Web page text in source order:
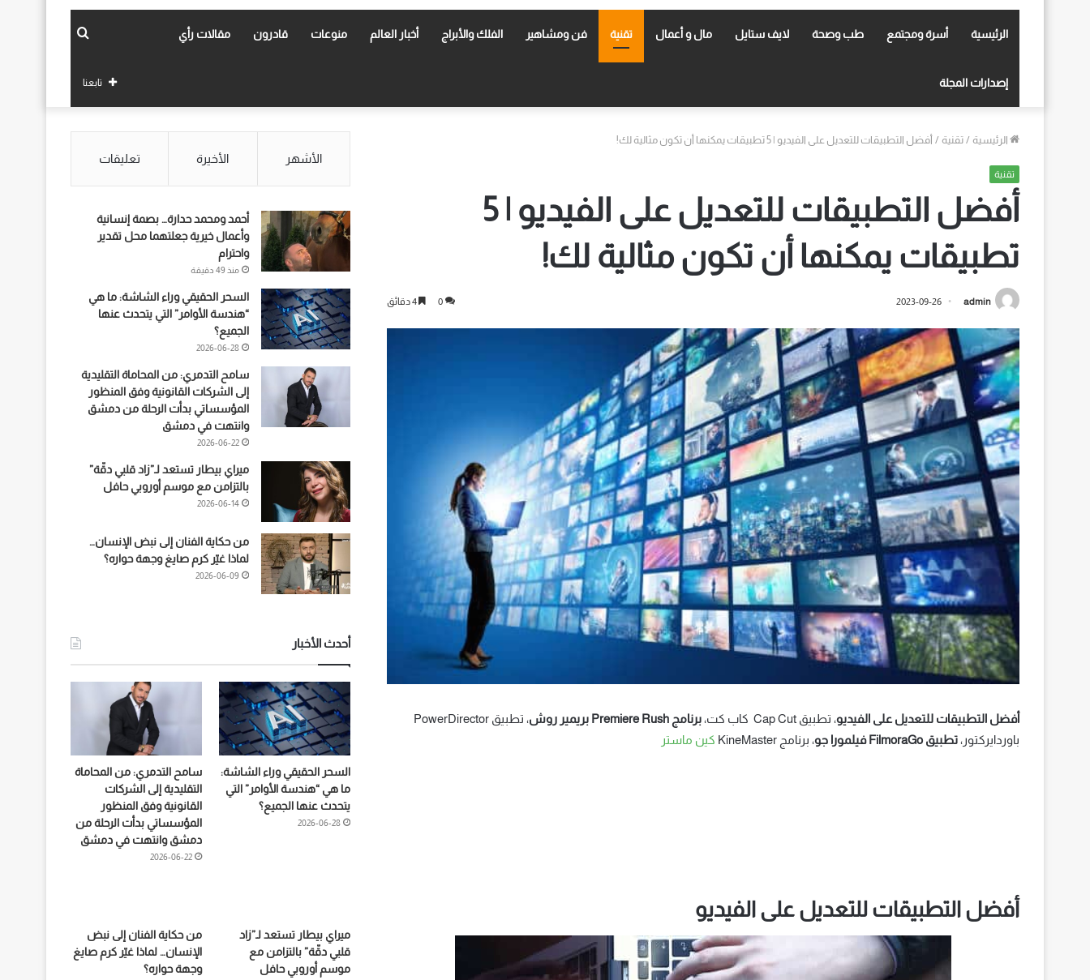
الرئيسية أسرة ومجتمع طب وصحة لايف ستايل مال و أعمال تقنية فن ومشاهير الفلك والأبراج أخبار العالم منوعات قادرون مقالات رأي
إصدارات المجلة
بحث
تابعنا
الرئيسية / تقنية / أفضل التطبيقات للتعديل على الفيديو | 5 تطبيقات يمكنها أن تكون مثالية لك!
تقنية
أفضل التطبيقات للتعديل على الفيديو | 5
تطبيقات يمكنها أن تكون مثالية لك!
admin
2023-09-26
0
أفضل التطبيقات للتعديل على الفيديو، تطبيق Cap Cut كاب كت، برنامج Premiere Rush بريمير روش
، تطبيق PowerDirector
باوردايركتور،تطبيق FilmoraGo فيلمورا جو ، برنامج KineMaster كين ماستر
أفضل التطبيقات للتعديل على الفيديو
الأشهر الأخيرة تعليقات
أحمد ومحمد حدارة… بصمة إنسانية
وأعمال خيرية جعلتهما محل تقدير
واحترام
منذ 49 دقيقة
السحر الحقيقي وراء الشاشة: ما هي
“هندسة الأوامر” التي يتحدث عنها
الجميع؟
2026-06-28
سامح التدمري: من المحاماة التقليدية
إلى الشركات القانونية وفق المنظور
المؤسساتي بدأت الرحلة من دمشق
وانتهت في دمشق
2026-06-22
ميراي بيطار تستعد لـ”زاد قلبي دقّة”
بالتزامن مع موسم أوروبي حافل
2026-06-14
من حكاية الفنان إلى نبض الإنسان…
لماذا غيّر كرم صايغ وجهة حواره؟
2026-06-09
أحدث الأخبار
السحر الحقيقي وراء الشاشة:
ما هي “هندسة الأوامر” التي
يتحدث عنها الجميع؟
2026-06-28
سامح التدمري: من المحاماة
التقليدية إلى الشركات
القانونية وفق المنظور
المؤسساتي بدأت الرحلة من
دمشق وانتهت في دمشق
2026-06-22
ميراي بيطار تستعد لـ”زاد
قلبي دقّة” بالتزامن مع
موسم أوروبي حافل
من حكاية الفنان إلى نبض
الإنسان… لماذا غيّر كرم صايغ
وجهة حواره؟